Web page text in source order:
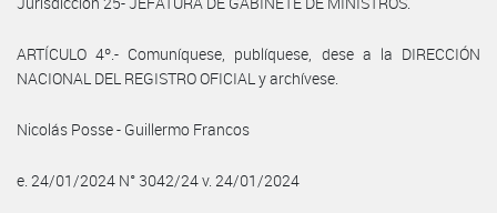
ARTÍCULO 4º.- Comuníquese, publíquese, dese a la DIRECCIÓN
NACIONAL DEL REGISTRO OFICIAL y archívese.
Nicolás Posse - Guillermo Francos
e. 24/01/2024 N° 3042/24 v. 24/01/2024